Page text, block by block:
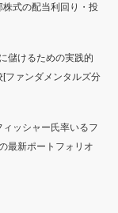
式の配当利回り・投
儲けるための実践的
ファンダメンタルズ分
ィッシャー氏率いるフ
最新ポートフォリオ